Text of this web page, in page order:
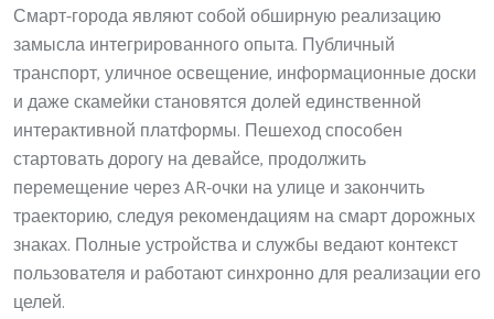
Смарт-города являют собой обширную реализацию
замысла интегрированного опыта. Публичный
транспорт, уличное освещение, информационные доски
и даже скамейки становятся долей единственной
интерактивной платформы. Пешеход способен
стартовать дорогу на девайсе, продолжить
перемещение через AR-очки на улице и закончить
траекторию, следуя рекомендациям на смарт дорожных
знаках. Полные устройства и службы ведают контекст
пользователя и работают синхронно для реализации его
целей.